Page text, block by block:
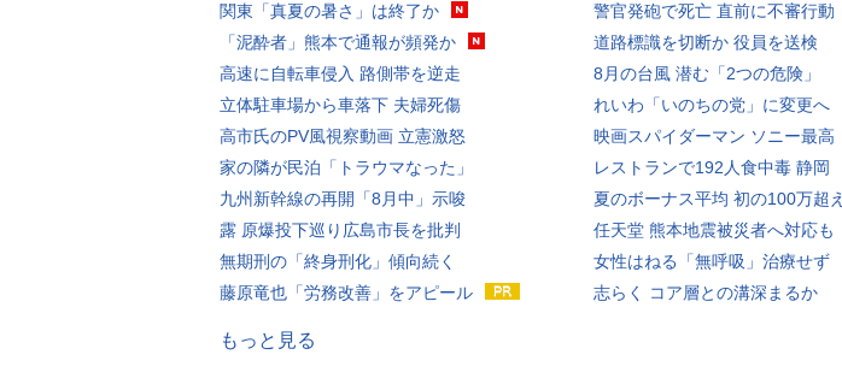
関東「真夏の暑さ」は終了か
「泥酔者」熊本で通報が頻発か
高速に自転車侵入 路側帯を逆走
立体駐車場から車落下 夫婦死傷
高市氏のPV風視察動画 立憲激怒
家の隣が民泊「トラウマなった」
九州新幹線の再開「8月中」示唆
露 原爆投下巡り広島市長を批判
無期刑の「終身刑化」傾向続く
藤原竜也「労務改善」をアピール
警官発砲で死亡 直前に不審行動
道路標識を切断か 役員を送検
8月の台風 潜む「2つの危険」
れいわ「いのちの党」に変更へ
映画スパイダーマン ソニー最高
レストランで192人食中毒 静岡
夏のボーナス平均 初の100万超え
任天堂 熊本地震被災者へ対応も
女性はねる「無呼吸」治療せず
志らく コア層との溝深まるか
もっと見る